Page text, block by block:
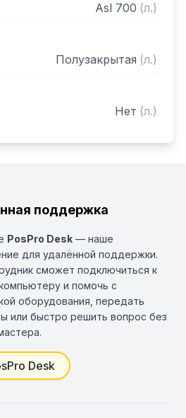
Asl 700 (л.)
Полузакрытая (л.)
Нет (л.)
поддержка
PosPro Desk — наше
для удалённой поддержки.
сможет подключиться к
и помочь с
оборудования, передать
или быстро решить вопрос без
Desk